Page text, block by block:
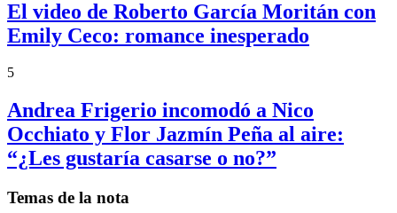
El video de Roberto García Moritán con
Emily Ceco: romance inesperado
5
Andrea Frigerio incomodó a Nico
Occhiato y Flor Jazmín Peña al aire:
“¿Les gustaría casarse o no?”
Temas de la nota